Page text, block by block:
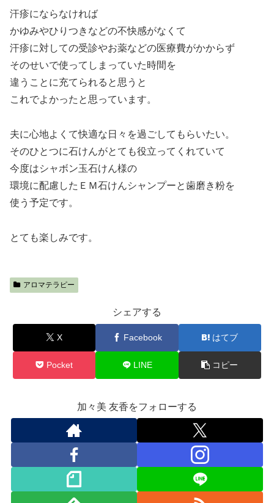
汗疹にならなければ
かゆみやひりつきなどの不快感がなくて
汗疹に対しての受診やお薬などの医療費がかからず
そのせいで使ってしまっていた時間を
違うことに充てられると思うと
これでよかったと思っています。
夫に心地よくて快適な日々を過ごしてもらいたい。
そのひとつに石けんがとても役立ってくれていて
今度はシャボン玉石けん様の
環境に配慮したＥＭ石けんシャンプーと歯磨き粉を
使う予定です。
とても楽しみです。
アロマテラピー
シェアする
X Facebook はてブ
Pocket LINE コピー
加々美 友香をフォローする